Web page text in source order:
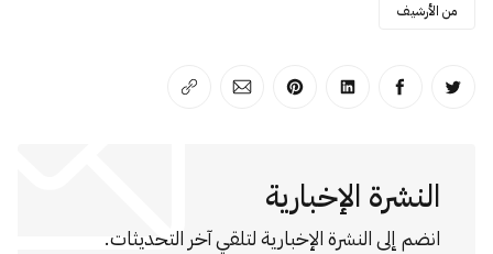
من الأرشيف
انشر على تويترانشر على الفيسبوك
انشر على لينكد إن
انشر على بينترست
انشر على الإيميل
انسخ الرابط
النشرة الإخبارية
انضم إلى النشرة الإخبارية لتلقي آخر التحديثات.